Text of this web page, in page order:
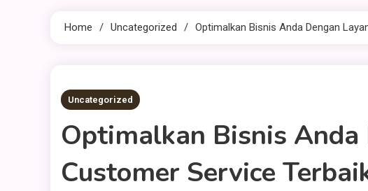
Home Uncategorized Optimalkan Bisnis Anda Dengan
3 MINS READ
Uncategorized
Optimalkan Bisnis Anda
Customer Service